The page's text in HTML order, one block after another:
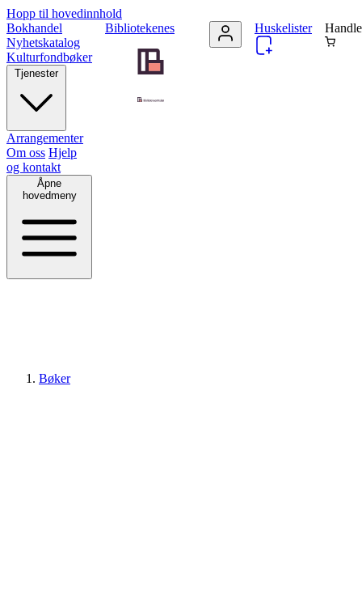
Hopp til hovedinnhold
Bibliotekenes
Bokhandel
Nyhetskatalog
Kulturfondbøker
Tjenester
Arrangementer
Om oss Hjelp
og kontakt
Åpne
hovedmeny
Huskelister
Bøker